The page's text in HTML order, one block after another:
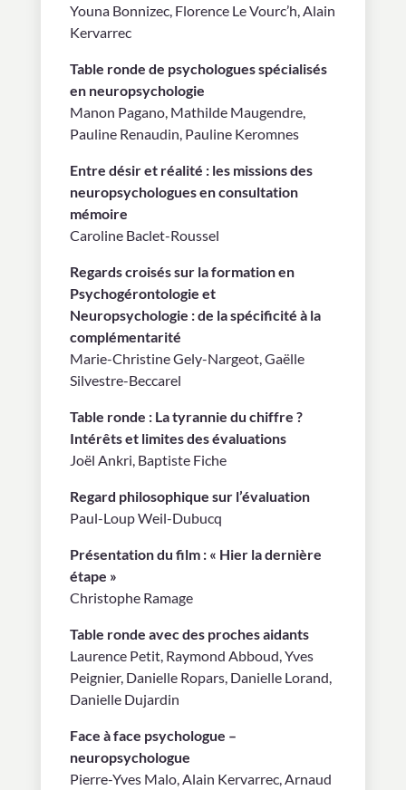
Youna Bonnizec, Florence Le Vourc’h, Alain
Kervarrec
Table ronde de psychologues spécialisés
en neuropsychologie
Manon Pagano, Mathilde Maugendre,
Pauline Renaudin, Pauline Keromnes
Entre désir et réalité : les missions des
neuropsychologues en consultation
mémoire
Caroline Baclet-Roussel
Regards croisés sur la formation en
Psychogérontologie et
Neuropsychologie : de la spécificité à la
complémentarité
Marie-Christine Gely-Nargeot, Gaëlle
Silvestre-Beccarel
Table ronde : La tyrannie du chiffre ?
Intérêts et limites des évaluations
Joël Ankri, Baptiste Fiche
Regard philosophique sur l’évaluation
Paul-Loup Weil-Dubucq
Présentation du film : « Hier la dernière
étape »
Christophe Ramage
Table ronde avec des proches aidants
Laurence Petit, Raymond Abboud, Yves
Peignier, Danielle Ropars, Danielle Lorand,
Danielle Dujardin
Face à face psychologue –
neuropsychologue
Pierre-Yves Malo, Alain Kervarrec, Arnaud